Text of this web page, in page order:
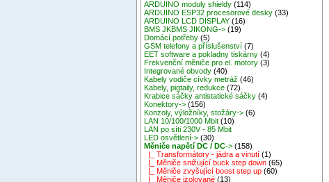
ARDUINO moduly shieldy (114)
ARDUINO ESP32 procesorové desky (33)
ARDUINO LCD DISPLAY (16)
BMS JKBMS JIKONG-> (19)
Domácí potřeby (5)
GSM telefony a příslušenství (7)
EET software a pokladny tiskárny (4)
Frekvenční měniče pro el. motory (3)
Integrované obvody (40)
Kabely vodiče cívky metráž (46)
Kabely, pigtaily, redukce (72)
Krabice sáčky antistatické sáčky (4)
Konektory-> (156)
Konzoly, výložníky, stožáry-> (6)
LAN 10/100/1000 Mbit (10)
LAN po síti 230V - 85 Mbit
LED osvětlení-> (30)
Měniče napětí DC / DC-> (158)
|_ Transformátory - jádra a vinutí (1)
|_ Měniče snižující buck step down (65)
|_ Měniče zvyšující boost step up (60)
|_ Měniče izolované (13)